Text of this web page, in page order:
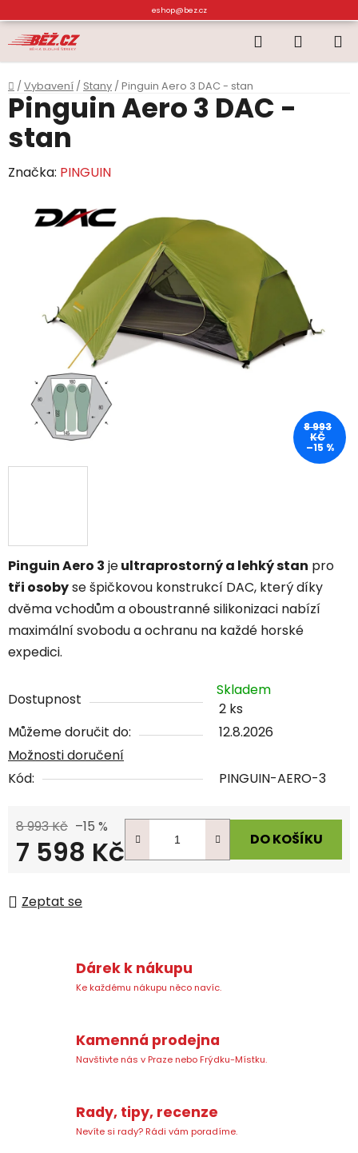
na
obsah
eshop@bez.cz
Hledat
KOŠÍK
Domů
/ Vybavení / Stany / Pinguin Aero 3 DAC - stan
Pinguin Aero 3 jeultraprostorný a lehký stan pro
tři osobyse špičkovou konstrukcí DAC, který díky
dvěma vchodům a oboustranné silikonizaci nabízí
maximální svobodu a ochranu na každé horské
expedici.
Dostupnost
Skladem
2 ks
Můžeme doručit do:
12.8.2026
Možnosti doručení
Kód:
PINGUIN-AERO-3
8 993 Kč –15 %
7 598 Kč DO KOŠÍKU
Zeptat se
Pinguin Aero 3 DAC -
stan
Značka: PINGUIN
8 993
KČ
–15 %
Dárek k nákupu
Ke každému nákupu něco navíc.
Kamenná prodejna
Navštivte nás v Praze nebo Frýdku-Místku.
Rady, tipy, recenze
Nevíte si rady? Rádi vám poradíme.